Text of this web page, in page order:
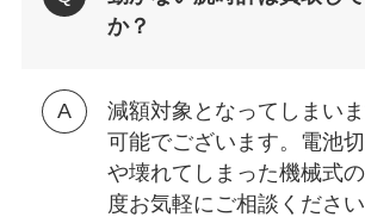
か？
減額対象となってしまい
可能でございます。電池
や壊れてしまった機械式
度お気軽にご相談ください